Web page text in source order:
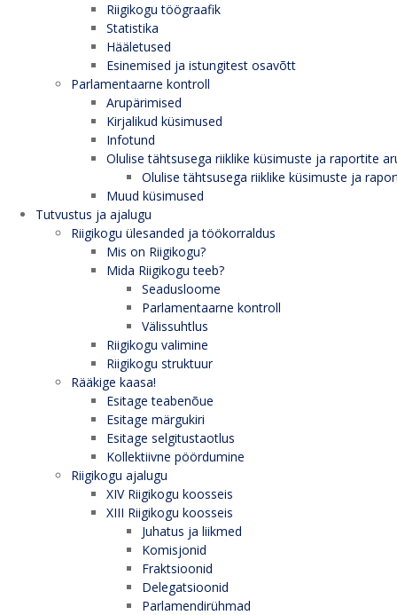
Riigikogu töögraafik
Statistika
Hääletused
Esinemised ja istungitest osavõtt
Parlamentaarne kontroll
Arupärimised
Kirjalikud küsimused
Infotund
Olulise tähtsusega riiklike küsimuste ja raportite
Olulise tähtsusega riiklike küsimuste ja
Muud küsimused
Tutvustus ja ajalugu
Riigikogu ülesanded ja töökorraldus
Mis on Riigikogu?
Mida Riigikogu teeb?
Seadusloome
Parlamentaarne kontroll
Välissuhtlus
Riigikogu valimine
Riigikogu struktuur
Rääkige kaasa!
Esitage teabenõue
Esitage märgukiri
Esitage selgitustaotlus
Kollektiivne pöördumine
Riigikogu ajalugu
XIV Riigikogu koosseis
XIII Riigikogu koosseis
Juhatus ja liikmed
Komisjonid
Fraktsioonid
Delegatsioonid
Parlamendirühmad